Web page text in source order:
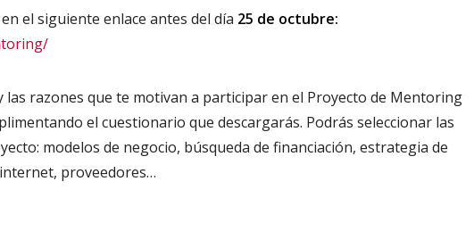
el siguiente enlace antes del día 25 de octubre:
las razones que te motivan a participar en el Proyecto de Mentoring
el cuestionario que descargarás. Podrás seleccionar las
modelos de negocio, búsqueda de financiación, estrategia de
proveedores…